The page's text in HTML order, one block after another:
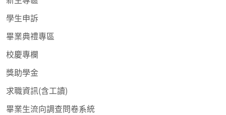
學生申訴
畢業典禮專區
校慶專欄
獎助學金
求職資訊(含工讀)
畢業生流向調查問卷系統